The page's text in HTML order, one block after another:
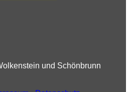
und Schönbrunn